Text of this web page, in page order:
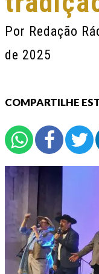
Por Redação
de 2025
COMPARTILHE